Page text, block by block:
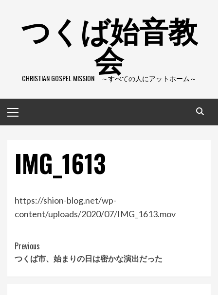
つくば始音教
会
CHRISTIAN GOSPEL MISSION ～すべての人にアットホーム～
イ
ン
IMG_1613
https://shion-blog.net/wp-
content/uploads/2020/07/IMG_1613.mov
Continue
Reading
Previous
つくば市、始まりの日は密かな演出だった